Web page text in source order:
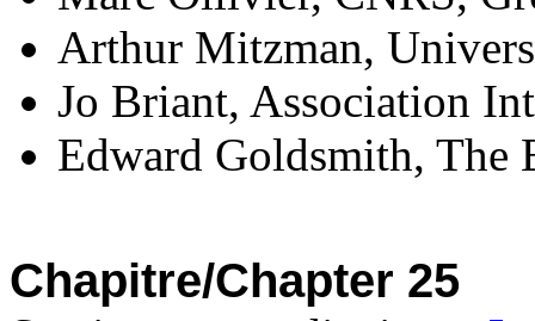
Arthur Mitzman,
Jo Briant, Association
Edward Goldsmith, The
Chapitre/Chapter 25